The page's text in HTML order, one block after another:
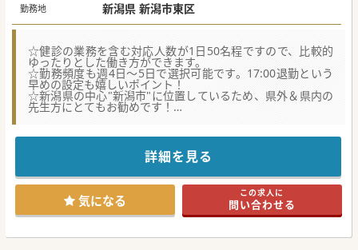
勤務地 新潟県 新潟市東区
☆健診の業務を含む対応人数が1日50名程ですので、比較的
ゆったりとした働き方ができます。
☆勤務頻度も週4日～5日で選択可能です。17:00退勤という
早めの設定も嬉しいポイント！
☆新潟県の中心"新潟市"に位置しているため、県外＆県内の
先生方にとてもお勧めです！
漢方治療で全国的に知られており、漢方専門医が在籍してい
東洋医学の診療を積極的に行っている点が大きな特徴です。
漢方だけでなく、内科全般、特に高血圧、脂質異常症、痛
風、不眠症などの生活習慣病の治療も中心に行っています。
また、心電図、レントゲンの検査機器を備え、採血検査や尿
検査の結果は当日報告が可能です。
ぜひ見学から検討ください！
#秋入職可
詳細を見る
気になる この求人に
問い合わせる